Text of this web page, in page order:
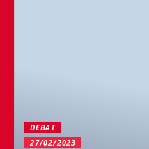
DEBAT
27/02/2023